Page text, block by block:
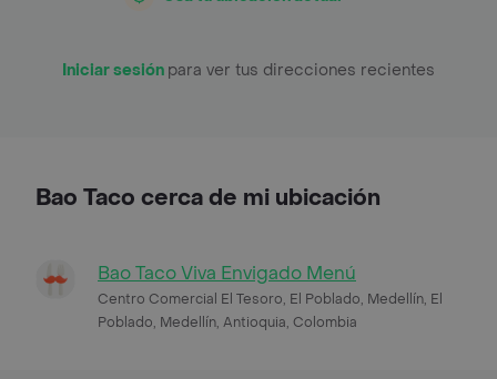
Iniciar sesión para ver tus direcciones recientes
Bao Taco cerca de mi ubicación
Bao Taco Viva Envigado Menú
Centro Comercial El Tesoro, El Poblado, Medellín, El
Poblado, Medellín, Antioquia, Colombia